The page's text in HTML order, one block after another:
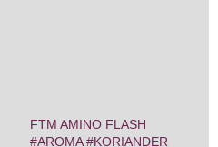
FTM AMINO FLASH
#AROMA #KORIANDER